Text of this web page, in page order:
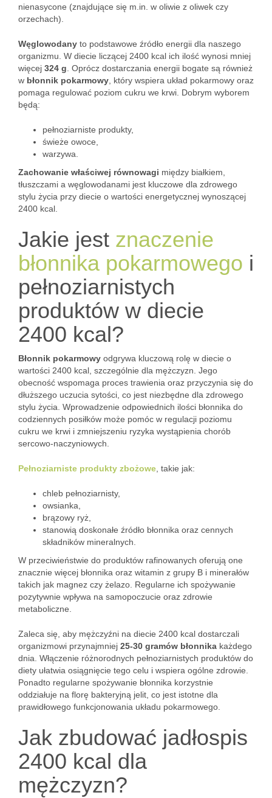
nienasycone (znajdujące się m.in. w oliwie z oliwek czy
orzechach).
Węglowodany to podstawowe źródło energii dla naszego
organizmu. W diecie liczącej 2400 kcal ich ilość wynosi mniej
więcej 324 g . Oprócz dostarczania energii bogate są również
w błonnik pokarmowy , który wspiera układ pokarmowy oraz
pomaga regulować poziom cukru we krwi. Dobrym wyborem
będą:
pełnoziarniste produkty,
świeże owoce,
warzywa.
Zachowanie właściwej równowagi między białkiem,
tłuszczami a węglowodanami jest kluczowe dla zdrowego
stylu życia przy diecie o wartości energetycznej wynoszącej
2400 kcal.
Jakie jest znaczenie
błonnika pokarmowego i
pełnoziarnistych
produktów w diecie
2400 kcal?
Błonnik pokarmowy odgrywa kluczową rolę w diecie o
wartości 2400 kcal, szczególnie dla mężczyzn. Jego
obecność wspomaga proces trawienia oraz przyczynia się do
dłuższego uczucia sytości, co jest niezbędne dla zdrowego
stylu życia. Wprowadzenie odpowiednich ilości błonnika do
codziennych posiłków może pomóc w regulacji poziomu
cukru we krwi i zmniejszeniu ryzyka wystąpienia chorób
sercowo-naczyniowych.
Pełnoziarniste produkty zbożowe , takie jak:
chleb pełnoziarnisty,
owsianka,
brązowy ryż,
stanowią doskonałe źródło błonnika oraz cennych
składników mineralnych.
W przeciwieństwie do produktów rafinowanych oferują one
znacznie więcej błonnika oraz witamin z grupy B i minerałów
takich jak magnez czy żelazo. Regularne ich spożywanie
pozytywnie wpływa na samopoczucie oraz zdrowie
metaboliczne.
Zaleca się, aby mężczyźni na diecie 2400 kcal dostarczali
organizmowi przynajmniej 25-30 gramów błonnika każdego
dnia. Włączenie różnorodnych pełnoziarnistych produktów do
diety ułatwia osiągnięcie tego celu i wspiera ogólne zdrowie.
Ponadto regularne spożywanie błonnika korzystnie
oddziałuje na florę bakteryjną jelit, co jest istotne dla
prawidłowego funkcjonowania układu pokarmowego.
Jak zbudować jadłospis
2400 kcal dla
mężczyzn?